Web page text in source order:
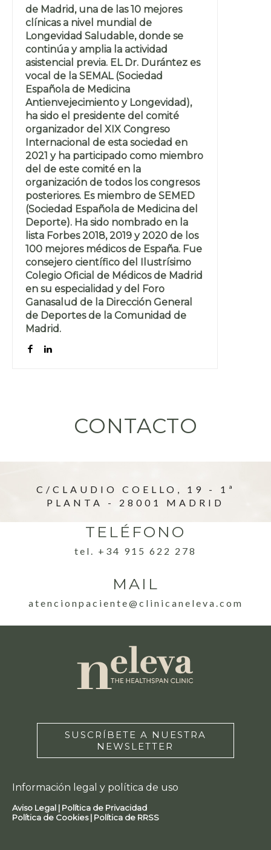
de Madrid, una de las 10 mejores
clínicas a nivel mundial de
Longevidad Saludable, donde se
continúa y amplia la actividad
asistencial previa. EL Dr. Durántez es
vocal de la SEMAL (Sociedad
Española de Medicina
Antienvejecimiento y Longevidad),
ha sido el presidente del comité
organizador del XIX Congreso
Internacional de esta sociedad en
2021 y ha participado como miembro
del de este comité en la
organización de todos los congresos
posteriores. Es miembro de SEMED
(Sociedad Española de Medicina del
Deporte). Ha sido nombrado en la
lista Forbes 2018, 2019 y 2020 de los
100 mejores médicos de España. Fue
consejero científico del Ilustrísimo
Colegio Oficial de Médicos de Madrid
en su especialidad y del Foro
Ganasalud de la Dirección General
de Deportes de la Comunidad de
Madrid.
CONTACTO
C/CLAUDIO COELLO, 19 - 1ª
PLANTA - 28001 MADRID
TELÉFONO
tel. +34 915 622 278
MAIL
atencionpaciente@clinicaneleva.com
SUSCRÍBETE A NUESTRA
NEWSLETTER
Información legal y política de uso
Aviso Legal | Política de Privacidad
Política de Cookies | Política de RRSS